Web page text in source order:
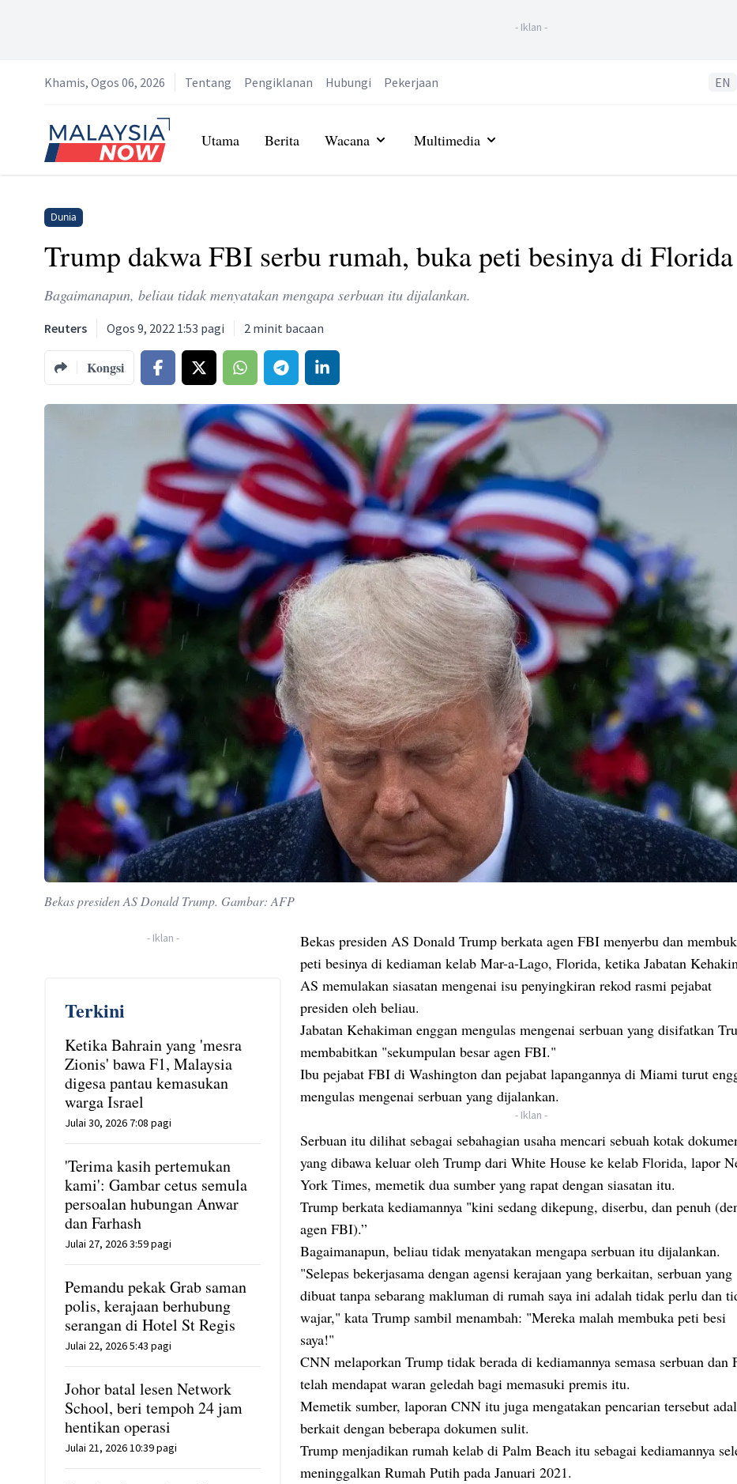
- Iklan -
Khamis, Ogos 06, 2026 Tentang Pengiklanan Hubungi Pekerjaan EN
Home
Utama Berita Wacana Multimedia
Dunia
Trump dakwa FBI serbu rumah, buka peti besinya di Florida
Bagaimanapun, beliau tidak menyatakan mengapa serbuan itu dijalankan.
Reuters Ogos 9, 2022 1:53 pagi 2 minit bacaan
Kongsi
Bekas presiden AS Donald Trump. Gambar: AFP
- Iklan -
Terkini
Ketika Bahrain yang 'mesra
Zionis' bawa F1, Malaysia
digesa pantau kemasukan
warga Israel
Julai 30, 2026 7:08 pagi
'Terima kasih pertemukan
kami': Gambar cetus semula
persoalan hubungan Anwar
dan Farhash
Julai 27, 2026 3:59 pagi
Pemandu pekak Grab saman
polis, kerajaan berhubung
serangan di Hotel St Regis
Julai 22, 2026 5:43 pagi
Johor batal lesen Network
School, beri tempoh 24 jam
hentikan operasi
Julai 21, 2026 10:39 pagi
Bekas presiden AS Donald Trump berkata agen FBI menyerbu dan
peti besinya di kediaman kelab Mar-a-Lago, Florida, ketika Jabatan
AS memulakan siasatan mengenai isu penyingkiran rekod rasmi pejabat
presiden oleh beliau.
Jabatan Kehakiman enggan mengulas mengenai serbuan yang disifatkan
membabitkan "sekumpulan besar agen FBI."
Ibu pejabat FBI di Washington dan pejabat lapangannya di Miami turut
mengulas mengenai serbuan yang dijalankan.
- Iklan -
Serbuan itu dilihat sebagai sebahagian usaha mencari sebuah kotak
yang dibawa keluar oleh Trump dari White House ke kelab Florida, lapor
York Times, memetik dua sumber yang rapat dengan siasatan itu.
Trump berkata kediamannya "kini sedang dikepung, diserbu, dan penuh
agen FBI).”
Bagaimanapun, beliau tidak menyatakan mengapa serbuan itu dijalankan.
"Selepas bekerjasama dengan agensi kerajaan yang berkaitan, serbuan yang
dibuat tanpa sebarang makluman di rumah saya ini adalah tidak perlu dan
wajar," kata Trump sambil menambah: "Mereka malah membuka peti besi
saya!"
CNN melaporkan Trump tidak berada di kediamannya semasa serbuan dan
telah mendapat waran geledah bagi memasuki premis itu.
Memetik sumber, laporan CNN itu juga mengatakan pencarian tersebut
berkait dengan beberapa dokumen sulit.
Trump menjadikan rumah kelab di Palm Beach itu sebagai kediamannya
meninggalkan Rumah Putih pada Januari 2021.